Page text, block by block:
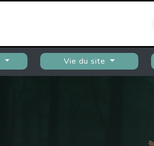
Vie du site